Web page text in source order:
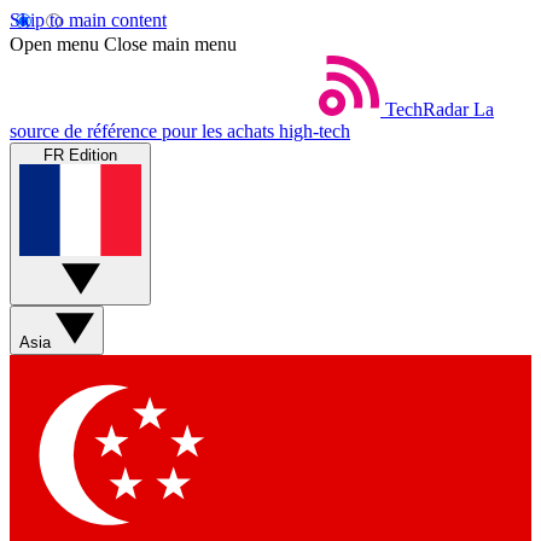
Skip to main content
Open menu Close main menu
TechRadar La
source de référence pour les achats high-tech
FR Edition
Asia